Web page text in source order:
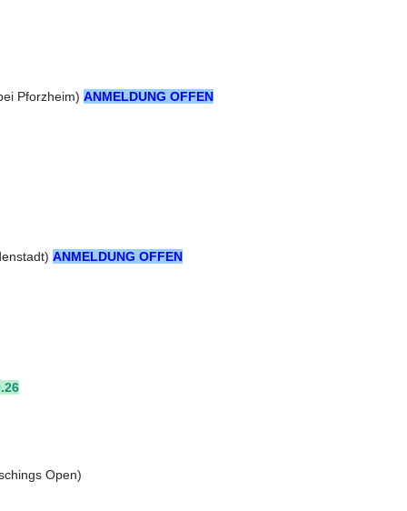
Pforzheim) ANMELDUNG OFFEN
ANMELDUNG OFFEN
Open)